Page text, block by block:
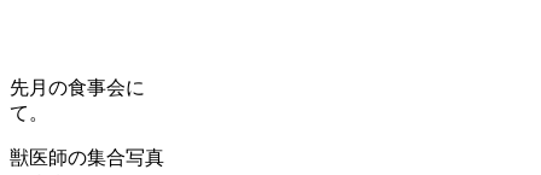
先月の食事会に
て。
獣医師の集合写真